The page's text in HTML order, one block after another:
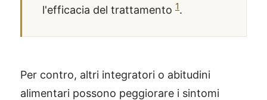
l'efficacia del trattamento 1.
Per contro, altri integratori o abitudini
alimentari possono peggiorare i sintomi